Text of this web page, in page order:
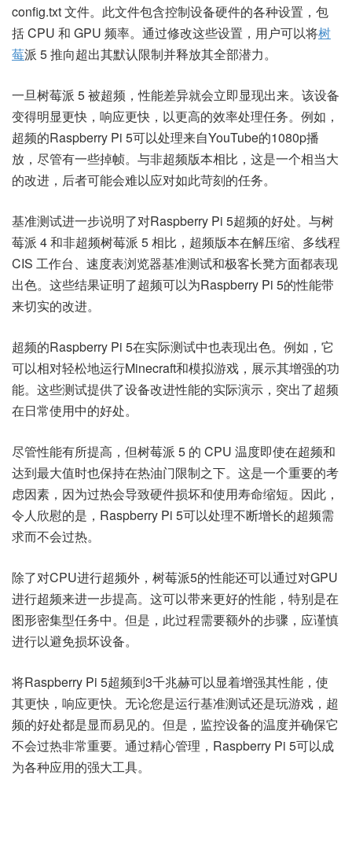
config.txt 文件。此文件包含控制设备硬件的各种设置，包
括 CPU 和 GPU 频率。通过修改这些设置，用户可以将树
莓派 5 推向超出其默认限制并释放其全部潜力。
一旦树莓派 5 被超频，性能差异就会立即显现出来。该设备
变得明显更快，响应更快，以更高的效率处理任务。例如，
超频的Raspberry Pi 5可以处理来自YouTube的1080p播
放，尽管有一些掉帧。与非超频版本相比，这是一个相当大
的改进，后者可能会难以应对如此苛刻的任务。
基准测试进一步说明了对Raspberry Pi 5超频的好处。与树
莓派 4 和非超频树莓派 5 相比，超频版本在解压缩、多线程
CIS 工作台、速度表浏览器基准测试和极客长凳方面都表现
出色。这些结果证明了超频可以为Raspberry Pi 5的性能带
来切实的改进。
超频的Raspberry Pi 5在实际测试中也表现出色。例如，它
可以相对轻松地运行Minecraft和模拟游戏，展示其增强的功
能。这些测试提供了设备改进性能的实际演示，突出了超频
在日常使用中的好处。
尽管性能有所提高，但树莓派 5 的 CPU 温度即使在超频和
达到最大值时也保持在热油门限制之下。这是一个重要的考
虑因素，因为过热会导致硬件损坏和使用寿命缩短。因此，
令人欣慰的是，Raspberry Pi 5可以处理不断增长的超频需
求而不会过热。
除了对CPU进行超频外，树莓派5的性能还可以通过对GPU
进行超频来进一步提高。这可以带来更好的性能，特别是在
图形密集型任务中。但是，此过程需要额外的步骤，应谨慎
进行以避免损坏设备。
将Raspberry Pi 5超频到3千兆赫可以显着增强其性能，使
其更快，响应更快。无论您是运行基准测试还是玩游戏，超
频的好处都是显而易见的。但是，监控设备的温度并确保它
不会过热非常重要。通过精心管理，Raspberry Pi 5可以成
为各种应用的强大工具。